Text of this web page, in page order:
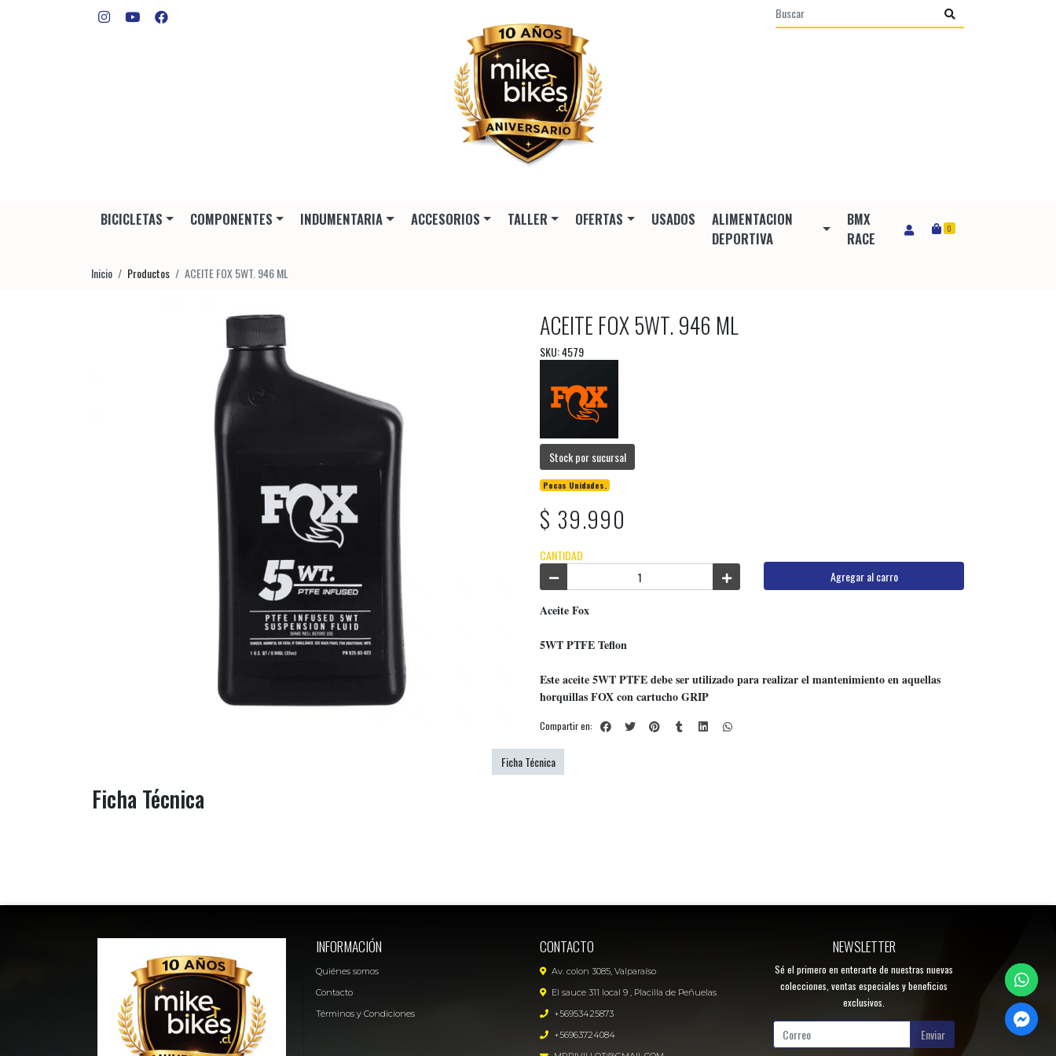
BICICLETAS COMPONENTES INDUMENTARIA ACCESORIOS TALLER OFERTAS USADOS
ALIMENTACION
DEPORTIVA
BMX
RACE
0
Inicio Productos ACEITE FOX 5WT. 946 ML
ACEITE FOX 5WT. 946 ML
SKU: 4579
Stock por sucursal
Pocas Unidades.
$ 39.990
CANTIDAD
Agregar al carro
Aceite Fox
5WT PTFE Teflon
Este aceite 5WT PTFE debe ser utilizado para realizar el mantenimiento en aquellas
horquillas FOX con cartucho GRIP
Compartir en:
Ficha Técnica
Ficha Técnica
INFORMACIÓN
Quiénes somos
Contacto
Términos y Condiciones
CONTACTO
Av. colon 3085, Valparaíso
El sauce 311 local 9 , Placilla de Peñuelas
+56953425873
+56963724084
NEWSLETTER
Sé el primero en enterarte de nuestras nuevas
colecciones, ventas especiales y beneficios
exclusivos.
Enviar